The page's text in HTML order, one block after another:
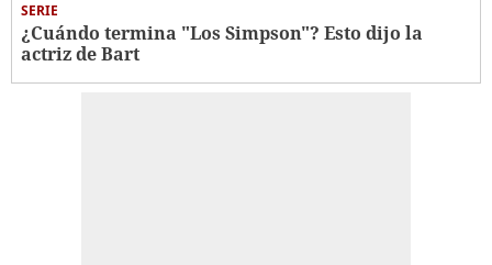
SERIE
¿Cuándo termina "Los Simpson"? Esto dijo la
actriz de Bart